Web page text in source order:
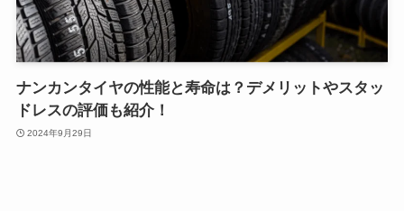
ナンカンタイヤの性能と寿命は？デメリットやスタッ
ドレスの評価も紹介！
2024年9月29日